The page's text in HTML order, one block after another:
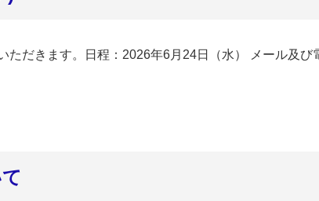
だきます。日程：2026年6月24日（水） メール及